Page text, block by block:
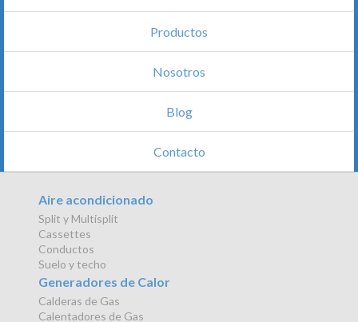
Productos
Nosotros
Blog
Contacto
Aire acondicionado
Split y Multisplit
Cassettes
Conductos
Suelo y techo
Generadores de Calor
Calderas de Gas
Calentadores de Gas